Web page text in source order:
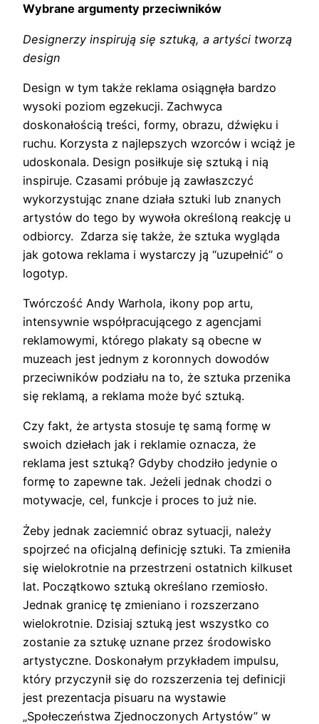
Wybrane argumenty przeciwników
Designerzy inspirują się sztuką, a artyści tworzą
design
Design w tym także reklama osiągnęła bardzo
wysoki poziom egzekucji. Zachwyca
doskonałością treści, formy, obrazu, dźwięku i
ruchu. Korzysta z najlepszych wzorców i wciąż je
udoskonala. Design posiłkuje się sztuką i nią
inspiruje. Czasami próbuje ją zawłaszczyć
wykorzystując znane działa sztuki lub znanych
artystów do tego by wywoła określoną reakcję u
odbiorcy. Zdarza się także, że sztuka wygląda
jak gotowa reklama i wystarczy ją “uzupełnić” o
logotyp.
Twórczość Andy Warhola, ikony pop artu,
intensywnie współpracującego z agencjami
reklamowymi, którego plakaty są obecne w
muzeach jest jednym z koronnych dowodów
przeciwników podziału na to, że sztuka przenika
się reklamą, a reklama może być sztuką.
Czy fakt, że artysta stosuje tę samą formę w
swoich dziełach jak i reklamie oznacza, że
reklama jest sztuką? Gdyby chodziło jedynie o
formę to zapewne tak. Jeżeli jednak chodzi o
motywacje, cel, funkcje i proces to już nie.
Żeby jednak zaciemnić obraz sytuacji, należy
spojrzeć na oficjalną definicję sztuki. Ta zmieniła
się wielokrotnie na przestrzeni ostatnich kilkuset
lat. Początkowo sztuką określano rzemiosło.
Jednak granicę tę zmieniano i rozszerzano
wielokrotnie. Dzisiaj sztuką jest wszystko co
zostanie za sztukę uznane przez środowisko
artystyczne. Doskonałym przykładem impulsu,
który przyczynił się do rozszerzenia tej definicji
jest prezentacja pisuaru na wystawie
„Społeczeństwa Zjednoczonych Artystów” w